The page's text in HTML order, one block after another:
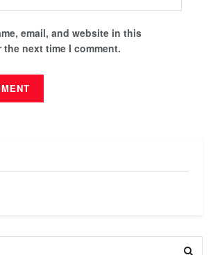
email, and website in this
next time I comment.